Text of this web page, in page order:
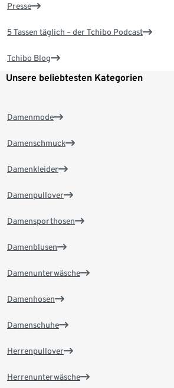
Presse
5 Tassen täglich – der Tchibo Podcast
Tchibo Blog
Unsere beliebtesten Kategorien
Damenmode
Damenschmuck
Damenkleider
Damenpullover
Damensporthosen
Damenblusen
Damenunterwäsche
Damenhosen
Damenschuhe
Herrenpullover
Herrenunterwäsche